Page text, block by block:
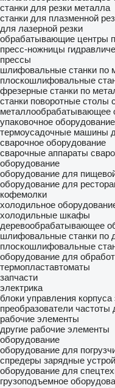
станки для резки металла
станки для плазменной
для лазерной резки
обрабатывающие центры
пресс-ножницы
прессы
шлифовальные станки по
плоскошлифовальные
фрезерные станки по
станки поворотные столы
металлообрабатывающее
упаковочное оборудование
термоусадочные машины
сварочное оборудование
сварочные аппараты
оборудование
оборудование для
оборудование для
кофемолки
холодильное
холодильные шкафы
деревообрабатывающее
шлифовальные станки по
плоскошлифовальные
оборудование для
термопластавтоматы
запчасти
электрика
блоки управления
преобразователи частоты
рабочие элементы
другие рабочие элементы
оборудование
оборудование для
спредеры зарядные
оборудование для
грузоподъемное